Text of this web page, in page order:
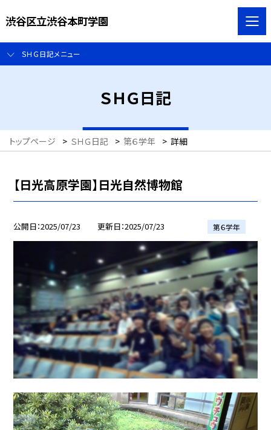
渋谷区立渋谷本町学園
ＳＨＧ日記メニュー
ＳＨＧ日記
トップページ > ＳＨＧ日記 > 第６学年 > 詳細
【日光高原学園】日光自然博物館
公開日 2025/07/23 更新日 2025/07/23 第６学年